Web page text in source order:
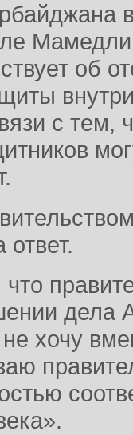
об
с тем,
дела
хочу